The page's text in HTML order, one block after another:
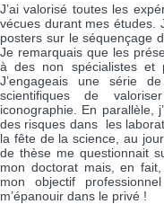
J’ai valorisé toutes les
vécues durant mes études.
posters sur le séquençage
Je remarquais que les
à des non spécialistes et
J’engageais une série
scientifiques de
iconographie. En parallèle,
des risques dans les
la fête de la science, au
de thèse me questionnait
mon doctorat mais, en
mon objectif
m’épanouir dans le privé !